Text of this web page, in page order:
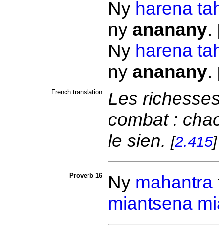
Ny harena
ny ananany.
Ny harena
ny ananany.
French translation
Les
combat :
le sien. [2.415]
Proverb 16 Ny mahantra
miantsena